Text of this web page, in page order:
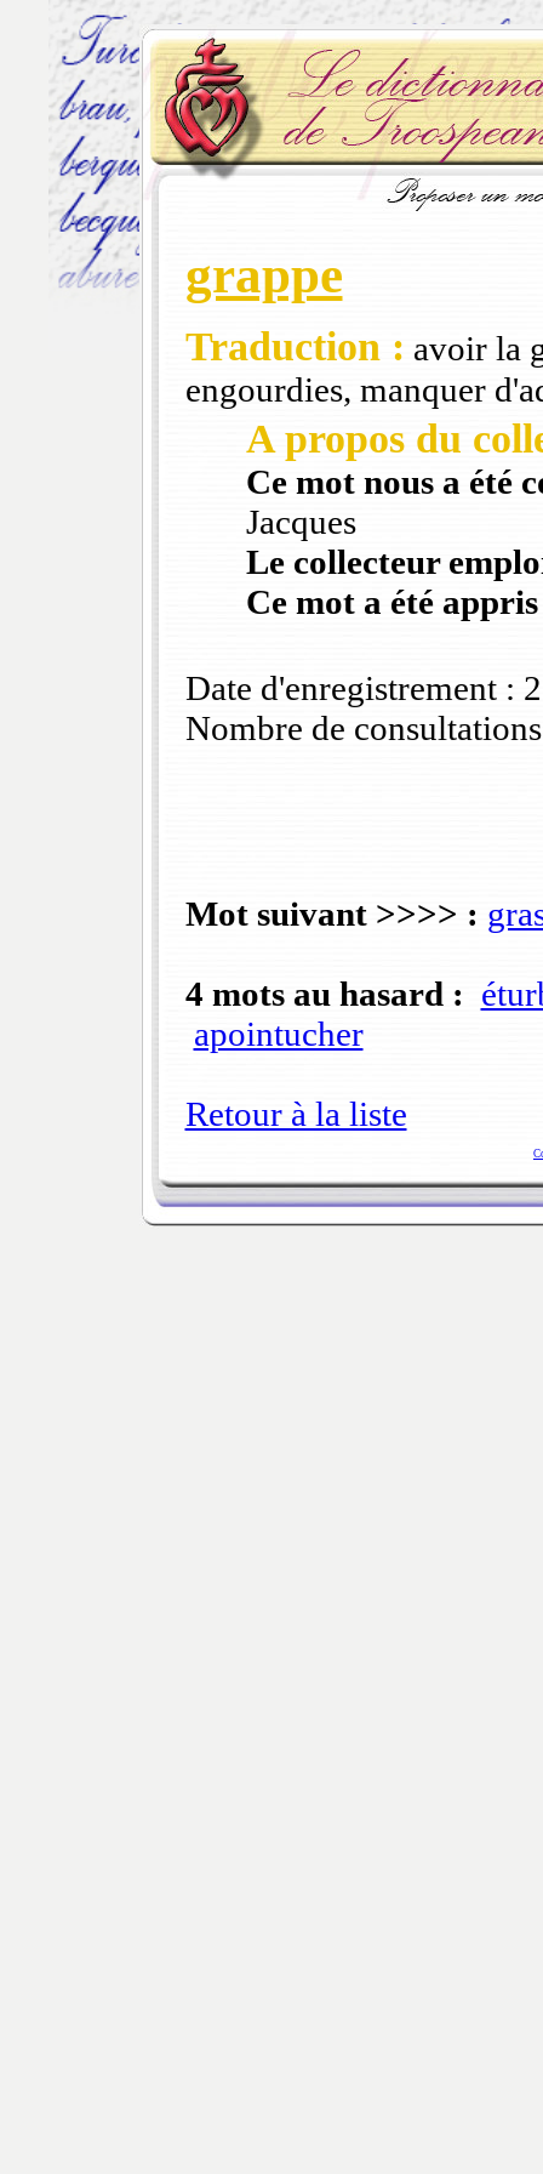
grappe
Traduction : avoir la
engourdies, manquer
A propos du
Ce mot nous a été
Jacques
Le collecteur
Ce mot a été
Date d'enregistrement :
Nombre de
Mot suivant >>>> :
4 mots au hasard :
apointucher
Retour à la liste